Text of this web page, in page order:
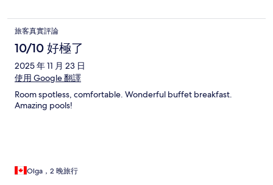
旅客真實評論
10/10 好極了
2025 年 11 月 23 日
使用 Google 翻譯
Room spotless, comfortable. Wonderful buffet breakfast.
Amazing pools!
Olga，2 晚旅行